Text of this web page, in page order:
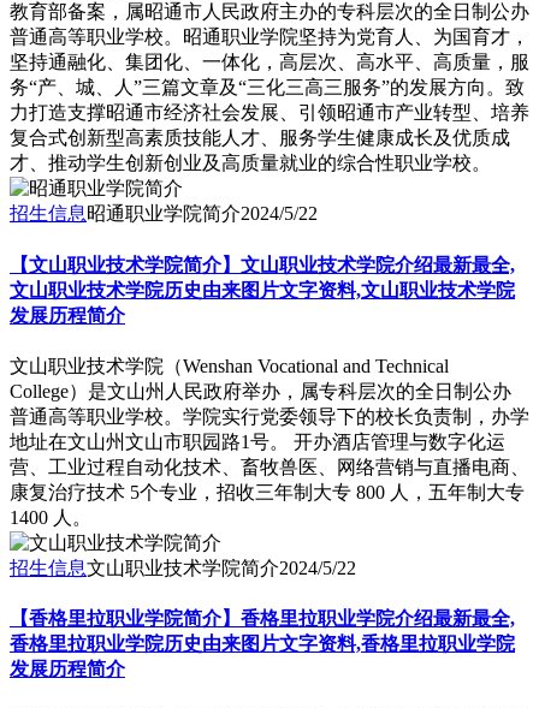
教育部备案，属昭通市人民政府主办的专科层次的全日制公办
普通高等职业学校。昭通职业学院坚持为党育人、为国育才，
坚持通融化、集团化、一体化，高层次、高水平、高质量，服
务“产、城、人”三篇文章及“三化三高三服务”的发展方向。致
力打造支撑昭通市经济社会发展、引领昭通市产业转型、培养
复合式创新型高素质技能人才、服务学生健康成长及优质成
才、推动学生创新创业及高质量就业的综合性职业学校。
招生信息昭通职业学院简介2024/5/22
【文山职业技术学院简介】文山职业技术学院介绍最新最全,
文山职业技术学院历史由来图片文字资料,文山职业技术学院
发展历程简介
文山职业技术学院（Wenshan Vocational and Technical
College）是文山州人民政府举办，属专科层次的全日制公办
普通高等职业学校。学院实行党委领导下的校长负责制，办学
地址在文山州文山市职园路1号。 开办酒店管理与数字化运
营、工业过程自动化技术、畜牧兽医、网络营销与直播电商、
康复治疗技术 5个专业，招收三年制大专 800 人，五年制大专
1400 人。
招生信息文山职业技术学院简介2024/5/22
【香格里拉职业学院简介】香格里拉职业学院介绍最新最全,
香格里拉职业学院历史由来图片文字资料,香格里拉职业学院
发展历程简介